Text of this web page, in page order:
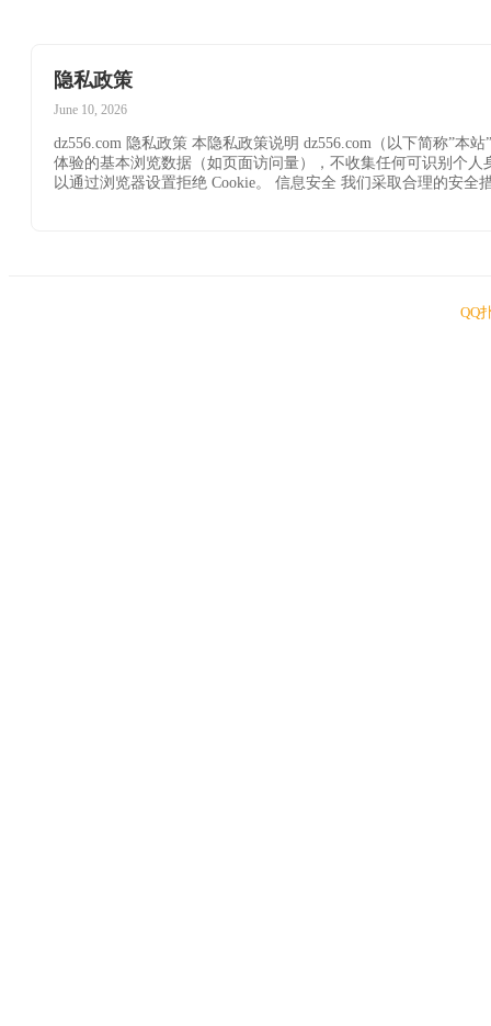
隐私政策
June 10, 2026
dz556.com 隐私政策 本隐私政策说明 dz556.com（以下简称”本
体验的基本浏览数据（如页面访问量），不收集任何可识别个
以通过浏览器设置拒绝 Cookie。 信息安全 我们采取合理的安
QQ